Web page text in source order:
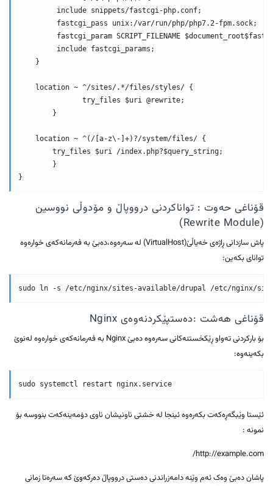
         include snippets/fastcgi-php.conf;
         fastcgi_pass unix:/var/run/php/php7.2-fpm.sock;
fastcgi_param SCRIPT_FILENAME
         include fastcgi_params;
    }
    location ~ ^/sites/.*/files/styles/ {
               try_files $uri @rewrite;
        }
    location ~ ^(/[a-z\-]+)?/system/files/ {
        try_files $uri /index.php?$query_string;
        }
قۆناغی حەوت : تواناکردنی درووپاڵ و مۆدوڵی نووسین
(Rewrite Module)
پاش سازدانی ڕاژەی خەیاڵێ(VirtualHost) لە سەرەوە،دەبێ بە فەرمانەکەی خوارەوە
توانای بکەین:
قۆناغی هەشت :دەستپێکردنەوەی Nginx
بۆ بارکردنی تەواو ڕێکخستنەکانی سەرەوە دەبێ Nginx بە فەرمانەکەی خوارەوە لەنوێ
بکەینەوە:
ئێستا وێبگەڕەکەت بکەرەوە ئینجا لە خشتی ناونیشان ناوی دۆمەینەکەت بنووسە بۆ
نمونە :
http://example.com/
پاشان دەبێ وەک ئەم وێنە دامەزراندنی دەستی درووپاڵ دەرکەوێ کە سەرەتا زمانی